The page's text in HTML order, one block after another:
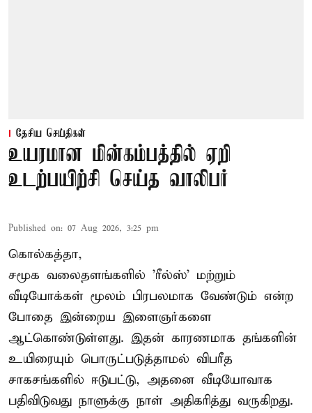
தேசிய செய்திகள்
உயரமான மின்கம்பத்தில் ஏறி
உடற்பயிற்சி செய்த வாலிபர்
Published on: 07 Aug 2026, 3:25 pm
கொல்கத்தா,
சமூக வலைதளங்களில் 'ரீல்ஸ்' மற்றும்
வீடியோக்கள் மூலம் பிரபலமாக வேண்டும் என்ற
போதை இன்றைய இளைஞர்களை
ஆட்கொண்டுள்ளது. இதன் காரணமாக தங்களின்
உயிரையும் பொருட்படுத்தாமல் விபரீத
சாகசங்களில் ஈடுபட்டு, அதனை வீடியோவாக
பதிவிடுவது நாளுக்கு நாள் அதிகரித்து வருகிறது.